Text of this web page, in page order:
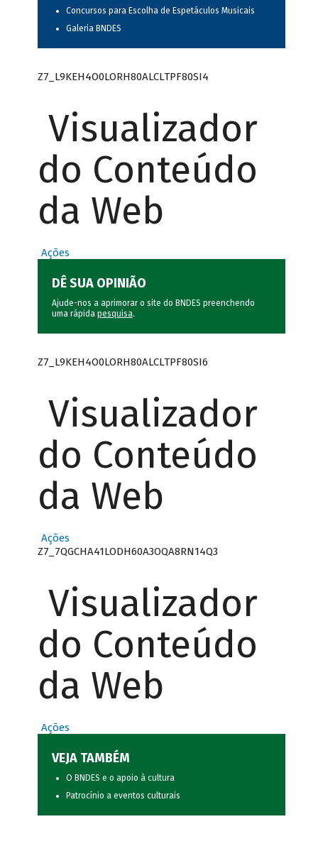
Concursos para Escolha de Espetáculos Musicais
Galeria BNDES
Z7_L9KEH4O0LORH80ALCLTPF80SI4
Visualizador
do Conteúdo
da Web
Ações
DÊ SUA OPINIÃO
Ajude-nos a aprimorar o site do BNDES preenchendo
uma rápida pesquisa.
Z7_L9KEH4O0LORH80ALCLTPF80SI6
Visualizador
do Conteúdo
da Web
Ações
Z7_7QGCHA41LODH60A3OQA8RN14Q3
Visualizador
do Conteúdo
da Web
Ações
VEJA TAMBÉM
O BNDES e o apoio à cultura
Patrocínio a eventos culturais